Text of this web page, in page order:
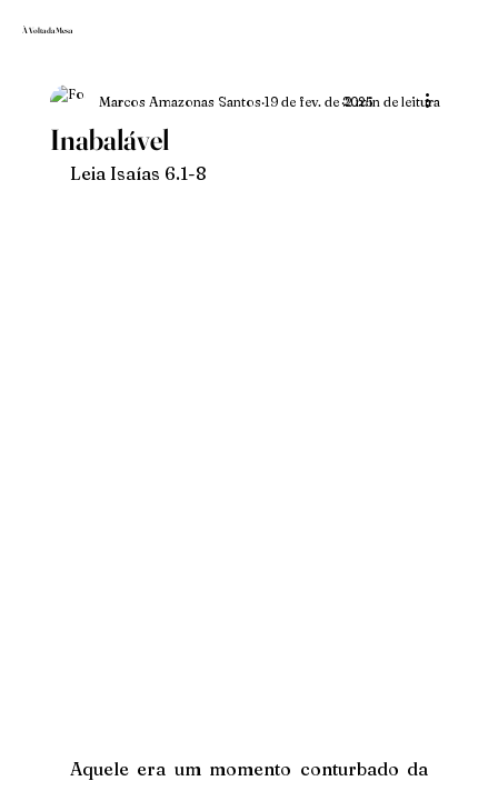
À Volta da Mesa
Inabalável
Marcos Amazonas Santos 19 de fev. de 20252 min de leitura
Leia Isaías 6.1-8
Aquele era um momento conturbado da